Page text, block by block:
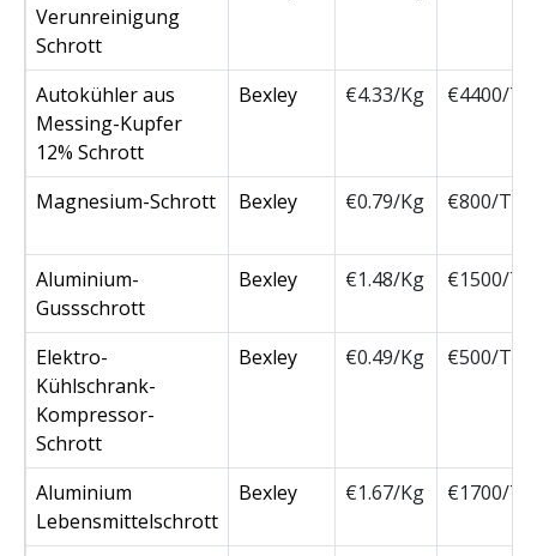
Verunreinigung
Schrott
Autokühler aus
Messing-Kupfer
12% Schrott
Bexley €4.33/Kg €4400/
Magnesium-Schrott Bexley €0.79/Kg €800/Ton
Aluminium-
Gussschrott
Bexley €1.48/Kg €1500/
Elektro-
Kühlschrank-
Kompressor-
Schrott
Bexley €0.49/Kg €500/Ton
Aluminium
Lebensmittelschrott
Bexley €1.67/Kg €1700/